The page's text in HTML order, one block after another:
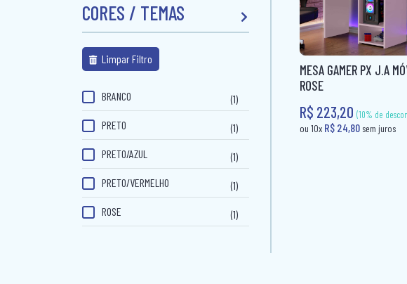
CORES / TEMAS
Limpar Filtro
BRANCO
(1)
PRETO
(1)
PRETO/AZUL
(1)
PRETO/VERMELHO
(1)
ROSE
(1)
ou 10x
MESA GAMER PX J.A
ROSE
R$ 223,20